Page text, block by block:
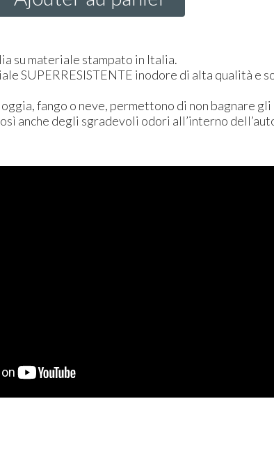
su materiale stampato in Italia.
SUPERRESISTENTE inodore di alta qualità e
fango o neve, permettono di non bagnare
anche degli sgradevoli odori all’interno